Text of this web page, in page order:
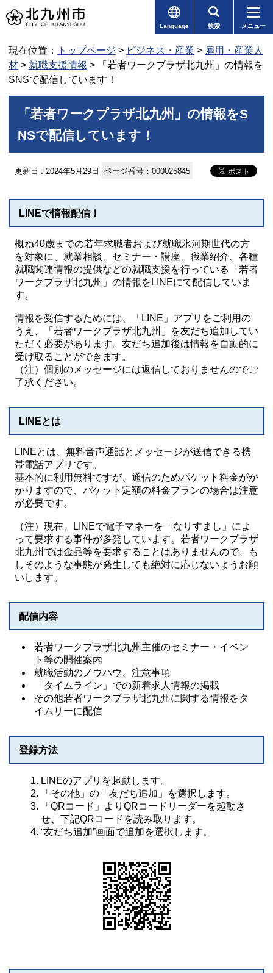
Language 検索 メニュー
現在位置： トップページ > ビジネス・産業 > 雇用・産業人
材 > 就職支援情報 > 「若者ワークプラザ北九州」の情報を
SNSで配信しています！
「若者ワークプラザ北九州」の情報をS
NSで配信しています！
更新日 : 2024年5月29日 ページ番号：000025845
LINEで情報配信！
概ね40歳までの若年求職者および就職氷河期世代の方
を対象に、就業相談、セミナー・講座、職業紹介、各種
就職関連情報の提供などの就職支援を行っている「若者
ワークプラザ北九州」の情報をLINEにて配信していま
す。
情報を受信するためには、「LINE」アプリをご利用の
うえ、「若者ワークプラザ北九州」を友だち追加してい
ただく必要があります。友だち追加後は情報を自動的に
受け取ることができます。
（注）個別のメッセージには返信しておりませんのでご
了承ください。
LINEとは
LINEとは、無料音声通話とメッセージが送信できる携
帯電話アプリです。
基本的に利用無料ですが、通信のためパケット料金がか
かりますので、パケット定額の料金プランの場合は注意
が必要です。
（注）現在、LINEで電子マネーを「なりすまし」によ
って要求する事件が多発しています。若者ワークプラザ
北九州では金品等を要求することはありませんので、も
しそのような事態が発生しても絶対に応じないようお願
いします。
配信内容
若者ワークプラザ北九州主催のセミナー・イベン
ト等の開催案内
就職活動のノウハウ、注意事項
「タイムライン」での新着求人情報の掲載
その他若者ワークプラザ北九州に関する情報をタ
イムリーに配信
登録方法
LINEのアプリを起動します。
「その他」の「友だち追加」を選択します。
「QRコード」よりQRコードリーダーを起動さ
せ、下記QRコードを読み取ります。
“友だち追加”画面で追加を選択します。